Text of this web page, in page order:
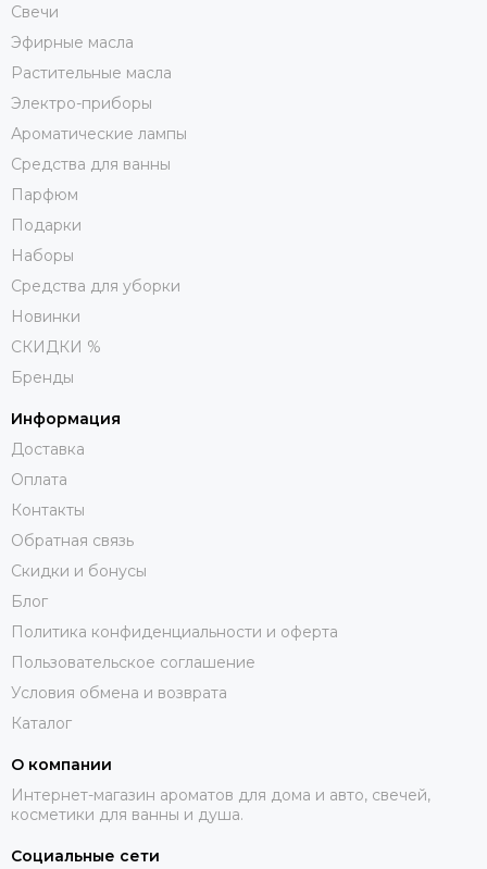
Свечи
Эфирные масла
Растительные масла
Электро-приборы
Ароматические лампы
Средства для ванны
Парфюм
Подарки
Наборы
Средства для уборки
Новинки
СКИДКИ %
Бренды
Информация
Доставка
Оплата
Контакты
Обратная связь
Скидки и бонусы
Блог
Политика конфиденциальности и оферта
Пользовательское соглашение
Условия обмена и возврата
Каталог
О компании
Интернет-магазин ароматов для дома и авто, свечей,
косметики для ванны и душа.
Социальные сети